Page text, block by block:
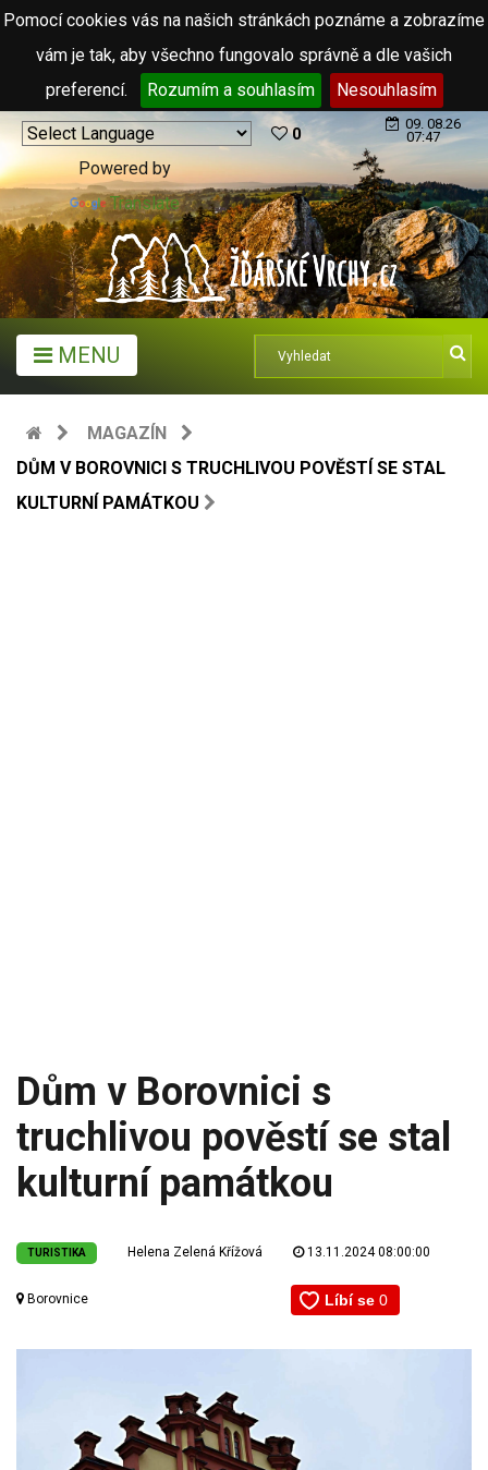
Pomocí cookies vás na našich stránkách poznáme a zobrazíme
vám je tak, aby všechno fungovalo správně a dle vašich
preferencí.
Rozumím a souhlasím Nesouhlasím
Powered by
Translate
0
09. 08.26
07:47
MENU
MAGAZÍN
DŮM V BOROVNICI S TRUCHLIVOU POVĚSTÍ SE STAL
KULTURNÍ PAMÁTKOU
Dům v Borovnici s
truchlivou pověstí se stal
kulturní památkou
TURISTIKA Helena Zelená Křížová 13.11.2024 08:00:00
Borovnice